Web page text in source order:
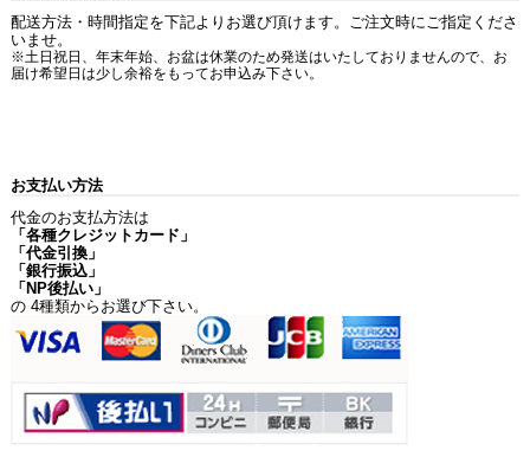
配送方法・時間指定を下記よりお選び頂けます。ご注文時にご指定くださ
いませ。
※土日祝日、年末年始、お盆は休業のため発送はいたしておりませんので、お
届け希望日は少し余裕をもってお申込み下さい。
お支払い方法
代金のお支払方法は
「各種クレジットカード」
「代金引換」
「銀行振込」
「NP後払い」
の 4種類からお選び下さい。